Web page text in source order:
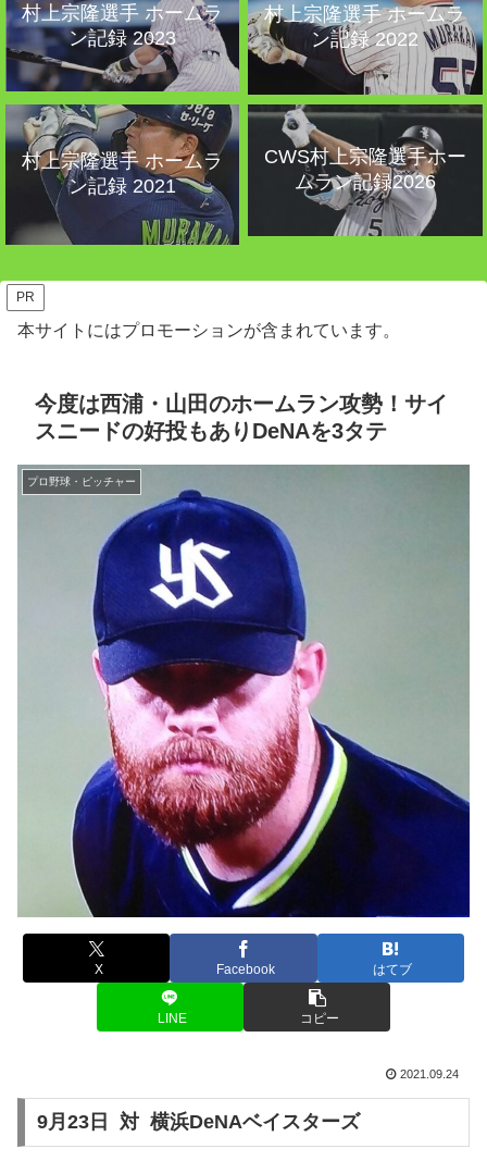
村上宗隆選手 ホームラ
ン記録 2023
村上宗隆選手 ホームラ
ン記録 2022
村上宗隆選手 ホームラ
ン記録 2021
CWS村上宗隆選手ホー
ムラン記録2026
PR
本サイトにはプロモーションが含まれています。
今度は西浦・山田のホームラン攻勢！サイ
スニードの好投もありDeNAを3タテ
プロ野球・ピッチャー
X Facebook はてブ
LINE コピー
2021.09.24
9月23日 対 横浜DeNAベイスターズ